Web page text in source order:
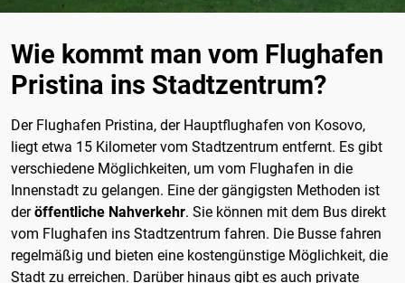
Wie kommt man vom Flughafen
Pristina ins Stadtzentrum?
Der Flughafen Pristina, der Hauptflughafen von Kosovo,
liegt etwa 15 Kilometer vom Stadtzentrum entfernt. Es gibt
verschiedene Möglichkeiten, um vom Flughafen in die
Innenstadt zu gelangen. Eine der gängigsten Methoden ist
deröffentliche Nahverkehr. Sie können mit dem Bus direkt
vom Flughafen ins Stadtzentrum fahren. Die Busse fahren
regelmäßig und bieten eine kostengünstige Möglichkeit, die
Stadt zu erreichen. Darüber hinaus gibt es auch private